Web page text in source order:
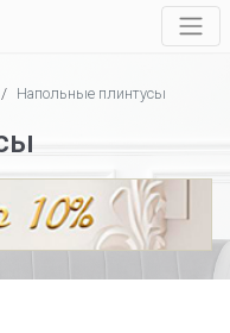
/ Напольные плинтусы